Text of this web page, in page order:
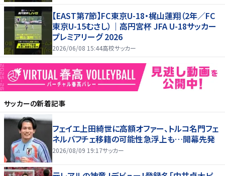
【EAST第7節】FC東京U-18・梶山蓮翔（2年／FC
東京U-15むさし）｜高円宮杯 JFA U-18サッカー
プレミアリーグ 2026
2026/06/08 15:44高校サッカー
サッカーの新着記事
フェイエ上田綺世に高額オファー、トルコ名門フェ
ネルバフチェ移籍の可能性急浮上も…開幕先発
2026/08/09 19:17サッカー